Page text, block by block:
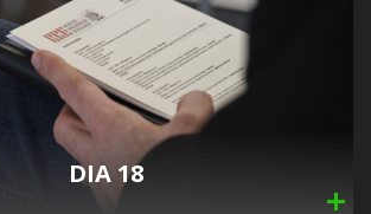
DIA 18